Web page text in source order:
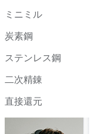
ミニミル
炭素鋼
ステンレス鋼
二次精錬
直接還元